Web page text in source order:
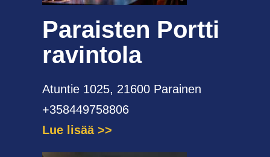
Paraisten Portti
ravintola
Atuntie 1025, 21600 Parainen
+358449758806
Lue lisää